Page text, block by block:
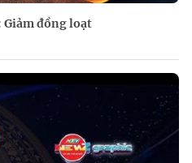
Giảm đồng loạt